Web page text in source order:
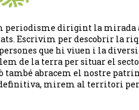
periodisme dirigint la mirada
Escrivim per descobrir la
que hi viuen i la
de la terra per situar el
també abracem el nostre
mirem al territori per